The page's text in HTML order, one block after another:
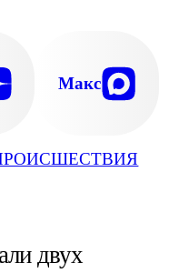
Макс
двух